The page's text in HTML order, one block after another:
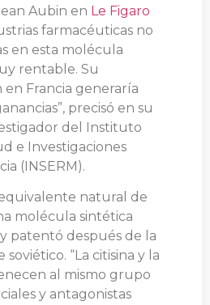
Aubin en Le Figaro
farmacéuticas no
en esta molécula
rentable. Su
en Francia generaría
precisó en su
del Instituto
e Investigaciones
(INSERM).
equivalente natural de
molécula sintética
patentó después de la
“La citisina y la
al mismo grupo
y antagonistas